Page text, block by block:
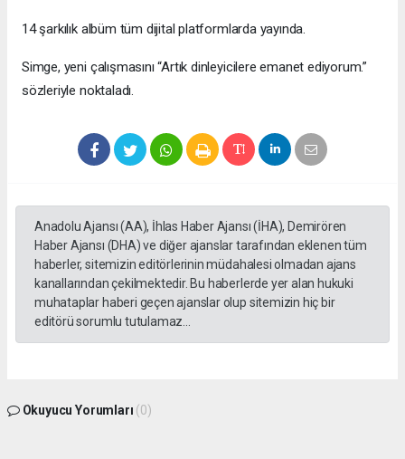
14 şarkılık albüm tüm dijital platformlarda yayında.
Simge, yeni çalışmasını “Artık dinleyicilere emanet ediyorum.”
sözleriyle noktaladı.
Anadolu Ajansı (AA), İhlas Haber Ajansı (İHA), Demirören
Haber Ajansı (DHA) ve diğer ajanslar tarafından eklenen tüm
haberler, sitemizin editörlerinin müdahalesi olmadan ajans
kanallarından çekilmektedir. Bu haberlerde yer alan hukuki
muhataplar haberi geçen ajanslar olup sitemizin hiç bir
editörü sorumlu tutulamaz...
Okuyucu Yorumları (0)